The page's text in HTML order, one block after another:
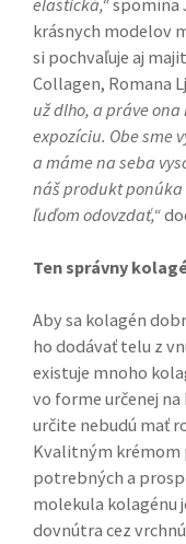
elastická,“spomína
krásnych modelov
si pochvaľuje aj
Collagen, Romana
už dlho, a práve
expozíciu. Obe sme
a máme na seba
náš produkt ponúka
ľuďom odovzdať,“
Ten správny
Aby sa kolagén
ho dodávať telu z
existuje mnoho
vo forme určenej
určite nebudú mať
Kvalitným
potrebných a
molekula kolagénu
dovnútra cez